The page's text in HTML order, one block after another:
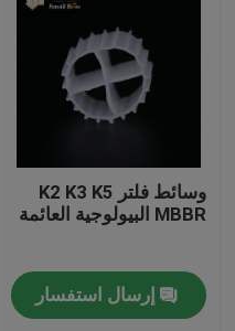
وسائط فلتر K2 K3 K5
MBBR البيولوجية العائمة
إرسال استفسار